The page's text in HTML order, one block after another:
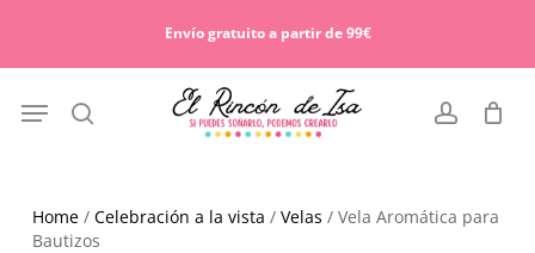
Envío gratuito a partir de 99€
search account
Menu
Cart
Home/ Celebración a la vista / Velas / Vela Aromática para
Bautizos